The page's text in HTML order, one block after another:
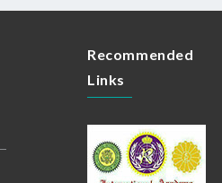
Recommended
Links